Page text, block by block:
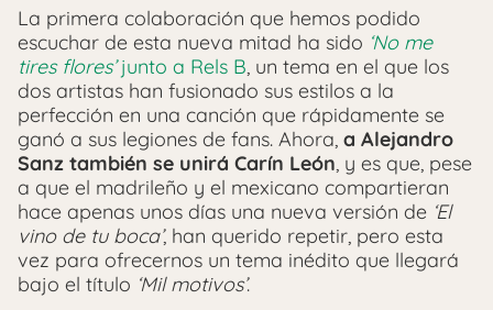
La primera colaboración que hemos podido
escuchar de esta nueva mitad ha sido ‘No me
tires flores’junto a Rels B, un tema en el que los
dos artistas han fusionado sus estilos a la
perfección en una canción que rápidamente se
ganó a sus legiones de fans. Ahora, a Alejandro
Sanz también se unirá Carín León, y es que, pese
a que el madrileño y el mexicano compartieran
hace apenas unos días una nueva versión de ‘El
vino de tu boca’, han querido repetir, pero esta
vez para ofrecernos un tema inédito que llegará
bajo el título ‘Mil motivos’.